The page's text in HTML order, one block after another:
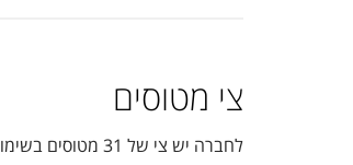
צי מטוסים
לחברה יש צי של 31 מטוסים בשימוש ועוד 41 מטוסים בהזמנה: איירבוס A220-300, בואינג 737-300, בואינג 737-500, בומברדיה Q400.